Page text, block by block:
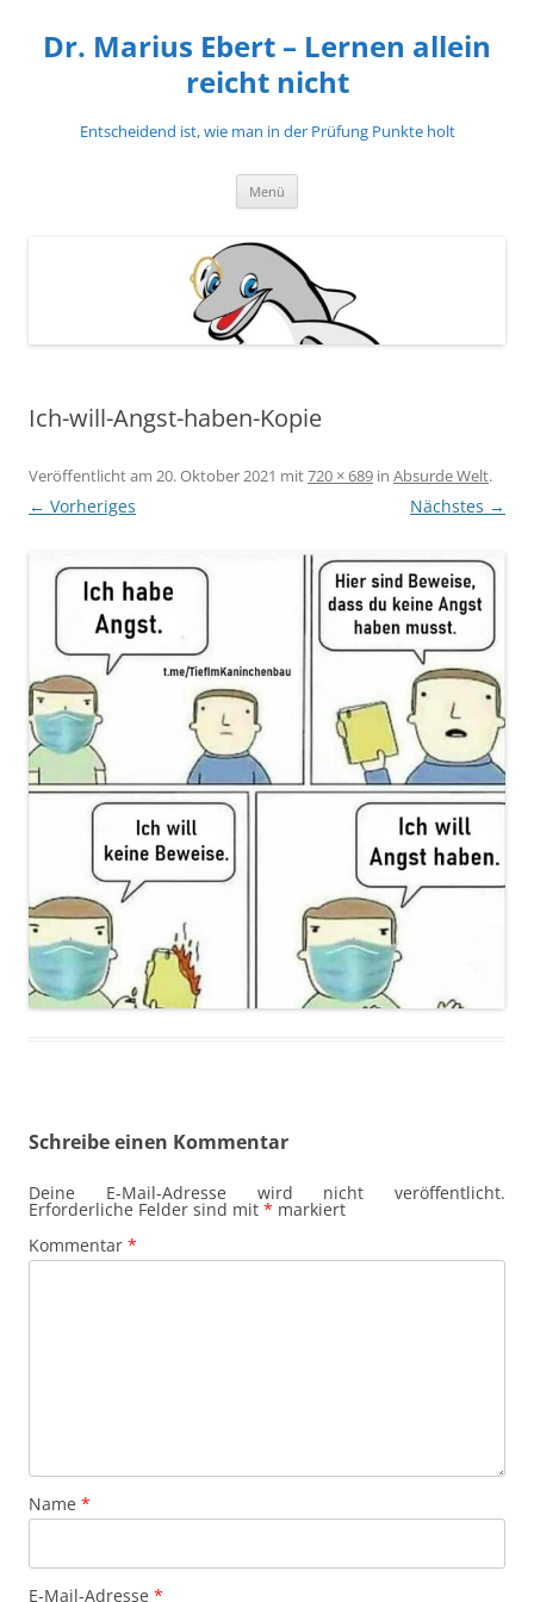
springen
Dr. Marius Ebert – Lernen allein
reicht nicht
Entscheidend ist, wie man in der Prüfung Punkte holt
Menü
Ich-will-Angst-haben-Kopie
Veröffentlicht am 20. Oktober 2021 mit720 × 689 in Absurde Welt.
← Vorheriges Nächstes →
Schreibe einen Kommentar
Deine E-Mail-Adresse wird nicht veröffentlicht.
Erforderliche Felder sind mit * markiert
Kommentar *
Name *
E-Mail-Adresse *